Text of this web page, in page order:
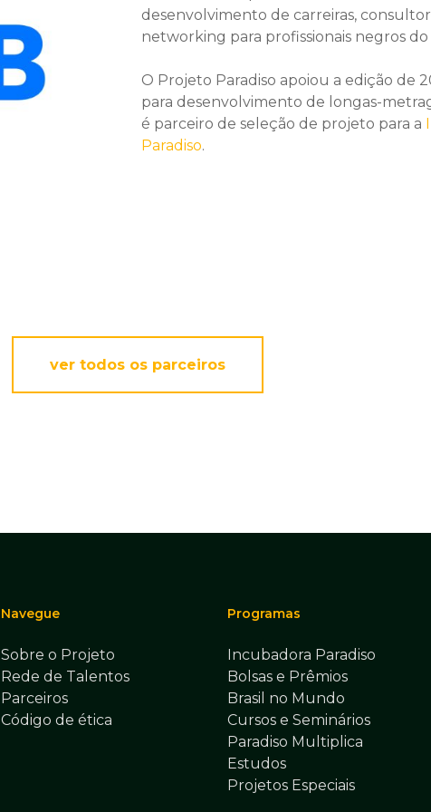
desenvolvimento de carreiras,
networking para profissionais negros do
O Projeto Paradiso apoiou a edição de
para desenvolvimento de longas-
é parceiro de seleção de projeto para a
Paradiso.
ver todos os parceiros
Navegue
Sobre o Projeto
Rede de Talentos
Parceiros
Código de ética
Programas
Incubadora Paradiso
Bolsas e Prêmios
Brasil no Mundo
Cursos e Seminários
Paradiso Multiplica
Estudos
Projetos Especiais